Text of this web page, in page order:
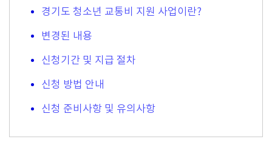
경기도 청소년 교통비 지원 사업이란?
변경된 내용
신청기간 및 지급 절차
신청 방법 안내
신청 준비사항 및 유의사항